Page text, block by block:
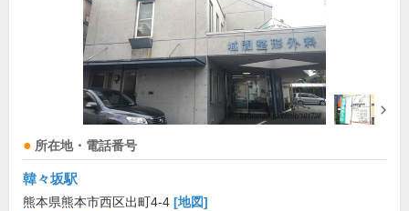
所在地・電話番号
韓々坂駅
熊本県熊本市西区出町4-4 [地図]